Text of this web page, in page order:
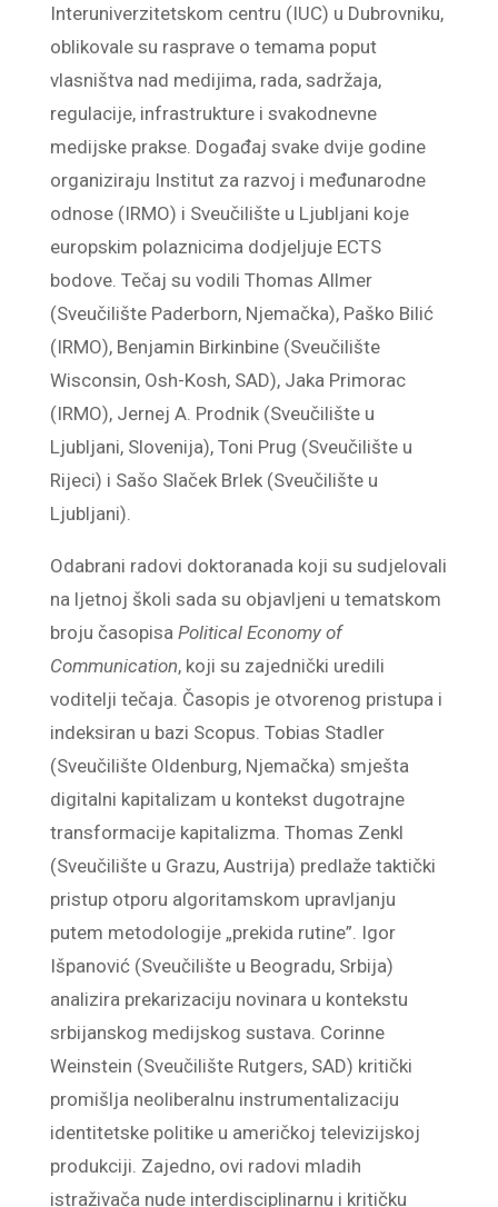
Interuniverzitetskom centru (IUC) u Dubrovniku,
oblikovale su rasprave o temama poput
vlasništva nad medijima, rada, sadržaja,
regulacije, infrastrukture i svakodnevne
medijske prakse. Događaj svake dvije godine
organiziraju Institut za razvoj i međunarodne
odnose (IRMO) i Sveučilište u Ljubljani koje
europskim polaznicima dodjeljuje ECTS
bodove. Tečaj su vodili Thomas Allmer
(Sveučilište Paderborn, Njemačka), Paško Bilić
(IRMO), Benjamin Birkinbine (Sveučilište
Wisconsin, Osh-Kosh, SAD), Jaka Primorac
(IRMO), Jernej A. Prodnik (Sveučilište u
Ljubljani, Slovenija), Toni Prug (Sveučilište u
Rijeci) i Sašo Slaček Brlek (Sveučilište u
Ljubljani).
Odabrani radovi doktoranada koji su sudjelovali
na ljetnoj školi sada su objavljeni u tematskom
broju časopisa Political Economy of
Communication, koji su zajednički uredili
voditelji tečaja. Časopis je otvorenog pristupa i
indeksiran u bazi Scopus. Tobias Stadler
(Sveučilište Oldenburg, Njemačka) smješta
digitalni kapitalizam u kontekst dugotrajne
transformacije kapitalizma. Thomas Zenkl
(Sveučilište u Grazu, Austrija) predlaže taktički
pristup otporu algoritamskom upravljanju
putem metodologije „prekida rutine”. Igor
Išpanović (Sveučilište u Beogradu, Srbija)
analizira prekarizaciju novinara u kontekstu
srbijanskog medijskog sustava. Corinne
Weinstein (Sveučilište Rutgers, SAD) kritički
promišlja neoliberalnu instrumentalizaciju
identitetske politike u američkoj televizijskoj
produkciji. Zajedno, ovi radovi mladih
istraživača nude interdisciplinarnu i kritičku